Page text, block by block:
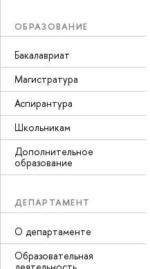
ОБРАЗОВАНИЕ
Бакалавриат
Магистратура
Аспирантура
Школьникам
Дополнительное
образование
ДЕПАРТАМЕНТ
О департаменте
Образовательная
деятельность